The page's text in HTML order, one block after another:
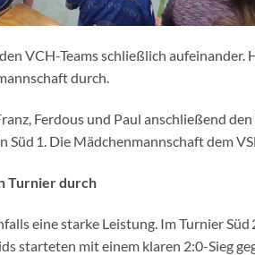
VCH-Teams schließlich aufeinander.
durch.
Ferdous und Paul anschließend
Süd 1. Die Mädchenmannschaft dem
Turnier durch
eine starke Leistung. Im Turnier
starteten mit einem klaren 2:0-Sieg